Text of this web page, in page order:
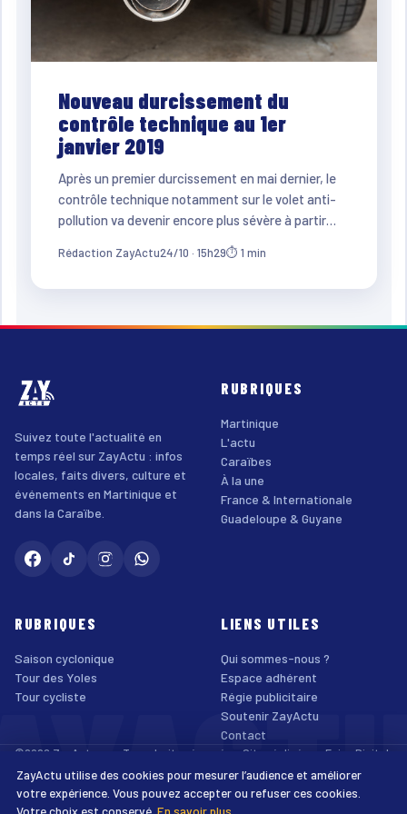
Nouveau durcissement du
contrôle technique au 1er
janvier 2019
Après un premier durcissement en mai dernier, le
contrôle technique notamment sur le volet anti-
pollution va devenir encore plus sévère à partir…
Rédaction ZayActu24/10 · 15h29⏱ 1 min
Suivez toute l'actualité en
temps réel sur ZayActu : infos
locales, faits divers, culture et
événements en Martinique et
dans la Caraïbe.
RUBRIQUES
Martinique
L'actu
Caraïbes
À la une
France & Internationale
Guadeloupe & Guyane
RUBRIQUES
Saison cyclonique
Tour des Yoles
Tour cycliste
LIENS UTILES
Qui sommes-nous ?
Espace adhérent
Régie publicitaire
Soutenir ZayActu
Contact
©2026 ZayActu.org. Tous droits réservés. · Site réalisé par Enjoy Digital
Agency
Mentions légales
Confidentialité Cookies Accessibilité
ZayActu utilise des cookies pour mesurer l’audience et améliorer
votre expérience. Vous pouvez accepter ou refuser ces cookies.
Votre choix est conservé. En savoir plus